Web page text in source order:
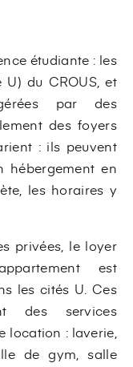
étudiante : les
du CROUS, et
par des
des foyers
: ils peuvent
hébergement en
les horaires y
privées, le loyer
est
les cités U. Ces
des services
location : laverie,
de gym, salle